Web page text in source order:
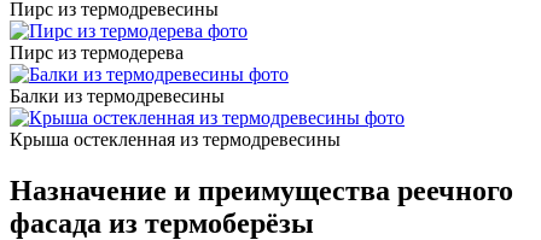
Пирс из термодревесины
Пирс из термодерева
Балки из термодревесины
Крыша остекленная из термодревесины
Назначение и преимущества реечного
фасада из термоберёзы